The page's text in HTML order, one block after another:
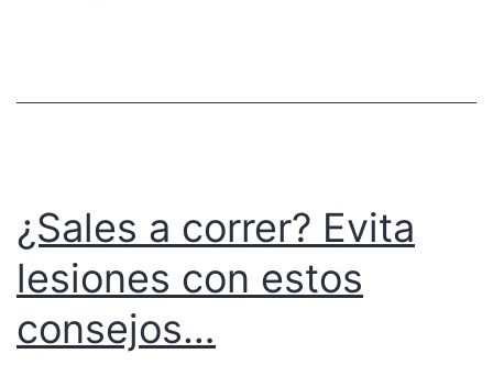
¿Sales a correr? Evita
lesiones con estos
consejos…